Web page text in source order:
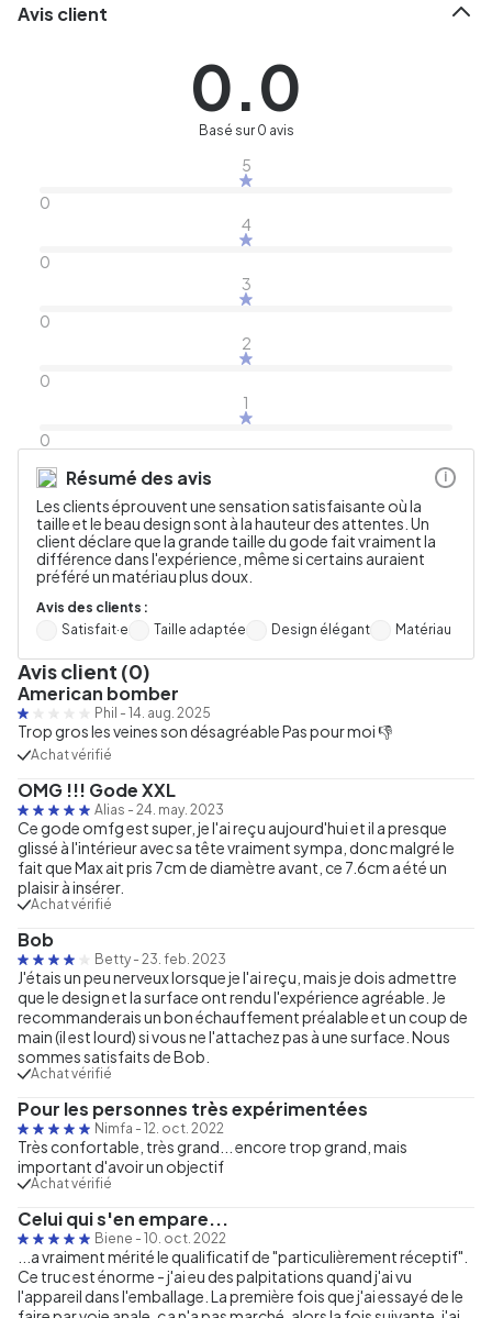
Avis client
0.0
Basé sur 0 avis
5
0
4
0
3
0
2
0
1
0
Résumé des avis
Les clients éprouvent une sensation satisfaisante où la
taille et le beau design sont à la hauteur des attentes. Un
client déclare que la grande taille du gode fait vraiment la
différence dans l'expérience, même si certains auraient
préféré un matériau plus doux.
Avis des clients :
Satisfait·e
Taille adaptée Design élégant Matériau
i
Avis client (0)
American bomber
Phil - 14. aug. 2025
Trop gros les veines son désagréable Pas pour moi 👎
Achat vérifié
OMG !!! Gode XXL
Alias - 24. may. 2023
Ce gode omfg est super, je l'ai reçu aujourd'hui et il a presque
glissé à l'intérieur avec sa tête vraiment sympa, donc malgré le
fait que Max ait pris 7cm de diamètre avant, ce 7.6cm a été un
plaisir à insérer.
Achat vérifié
Bob
Betty - 23. feb. 2023
J'étais un peu nerveux lorsque je l'ai reçu, mais je dois admettre
que le design et la surface ont rendu l'expérience agréable. Je
recommanderais un bon échauffement préalable et un coup de
main (il est lourd) si vous ne l'attachez pas à une surface. Nous
sommes satisfaits de Bob.
Achat vérifié
Pour les personnes très expérimentées
Nimfa - 12. oct. 2022
Très confortable, très grand... encore trop grand, mais
important d'avoir un objectif
Achat vérifié
Celui qui s'en empare...
Biene - 10. oct. 2022
...a vraiment mérité le qualificatif de "particulièrement réceptif".
Ce truc est énorme - j'ai eu des palpitations quand j'ai vu
l'appareil dans l'emballage. La première fois que j'ai essayé de le